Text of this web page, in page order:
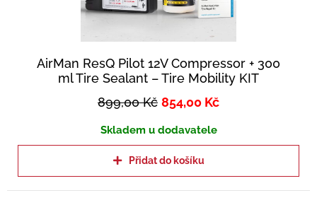
AirMan ResQ Pilot 12V Compressor + 300
ml Tire Sealant – Tire Mobility KIT
899,00Kč 854,00 Kč
Skladem u dodavatele
Přidat do košíku